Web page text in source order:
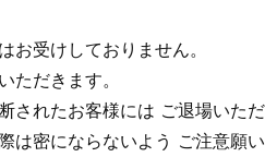
受けしておりません。
だきます。
れたお客様には ご退場いただ
密にならないよう ご注意願い